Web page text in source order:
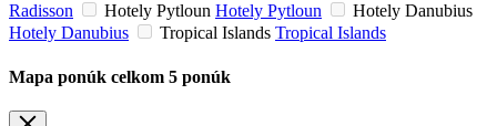
Radisson
Hotely Pytloun Hotely Pytloun
Hotely Danubius
Hotely Danubius
Tropical Islands Tropical Islands
Mapa ponúk celkom 5 ponúk